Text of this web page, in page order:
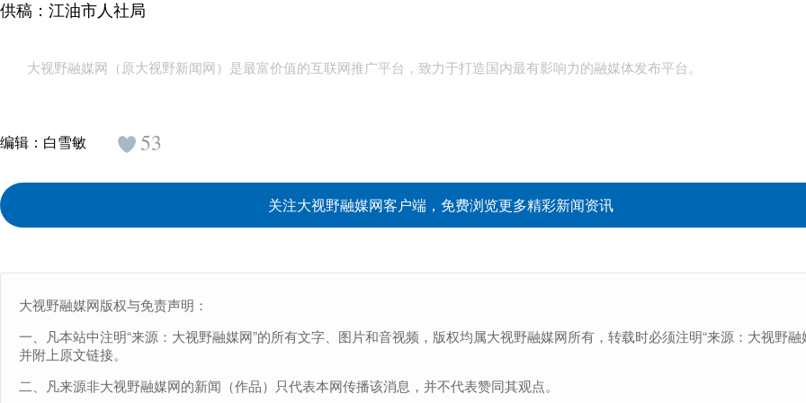
供稿：江油市人社局
大视野融媒网（原大视野新闻网）是最富价值的互联网推广平台，致力于打造国内最有影响力的融媒体发布平台。
编辑： 白雪敏 53
关注大视野融媒网客户端，免费浏览更多精彩新闻资讯
大视野融媒网版权与免责声明：
一、凡本站中注明“来源：大视野融媒网”的所有文字、图片和音视频，版权均属大视野融媒网所有，转载时必须注明“来源：大视野融
并附上原文链接。
二、凡来源非大视野融媒网的新闻（作品）只代表本网传播该消息，并不代表赞同其观点。